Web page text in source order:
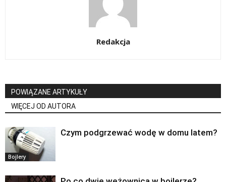
Redakcja
POWIĄZANE ARTYKUŁY
WIĘCEJ OD AUTORA
Bojlery
Czym podgrzewać wodę w domu latem?